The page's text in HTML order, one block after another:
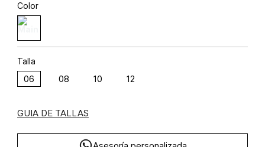
Color
Talla
06 08 10 12
GUIA DE TALLAS